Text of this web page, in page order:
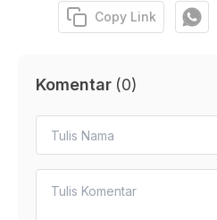
Copy Link
Komentar (0)